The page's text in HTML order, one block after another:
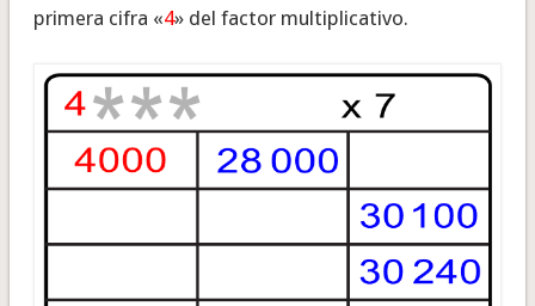
primera cifra «4» del factor multiplicativo.